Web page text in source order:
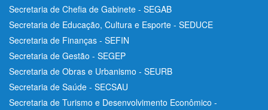
Secretaria de Chefia de Gabinete - SEGAB
Secretaria de Educação, Cultura e Esporte - SEDUCE
Secretaria de Finanças - SEFIN
Secretaria de Gestão - SEGEP
Secretaria de Obras e Urbanismo - SEURB
Secretaria de Saúde - SECSAU
Secretaria de Turismo e Desenvolvimento Econômico -